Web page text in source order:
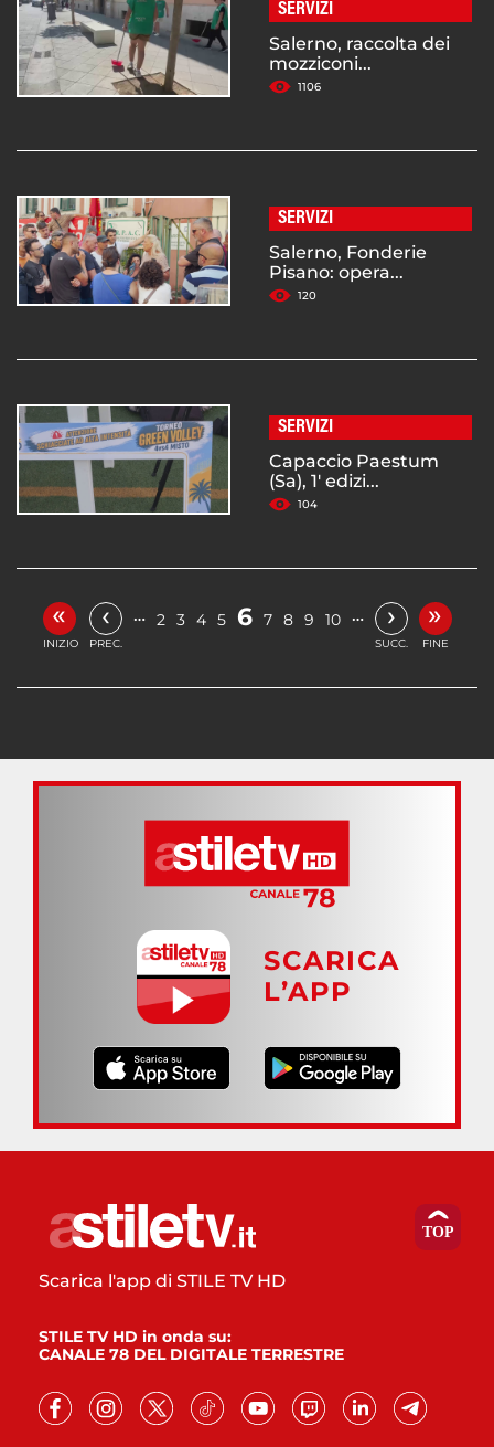
SERVIZI
Salerno, raccolta dei
mozziconi...
1106
SERVIZI
Salerno, Fonderie
Pisano: opera...
120
SERVIZI
Capaccio Paestum
(Sa), 1' edizi...
104
«
INIZIO
‹
PREC.
… 2 3 4 5 6 7 8 9 10 … ›
SUCC.
»
FINE
SCARICA
L’APP
Scarica l'app di STILE TV HD
STILE TV HD in onda su:
CANALE 78 DEL DIGITALE TERRESTRE